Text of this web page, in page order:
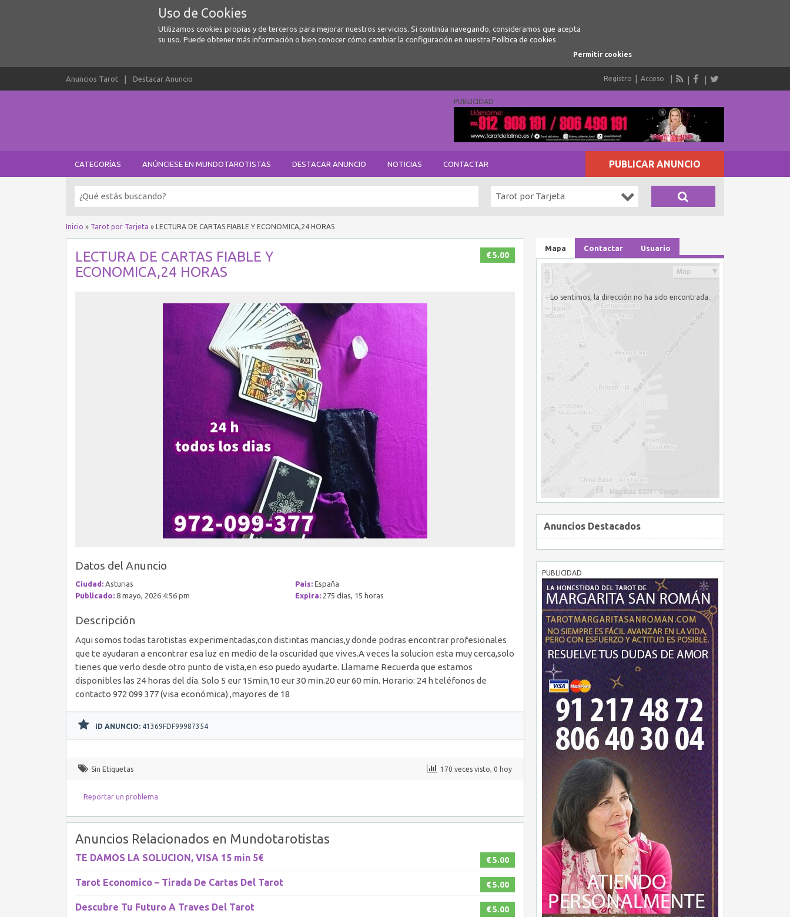
Uso de Cookies
Utilizamos cookies propias y de terceros para mejorar nuestros servicios. Si continúa navegando, consideramos que acepta
su uso. Puede obtener más información o bien conocer cómo cambiar la configuración en nuestra Política de cookies
Permitir cookies
Anuncios Tarot Destacar Anuncio Registro Acceso
PUBLICIDAD
CATEGORÍAS ANÚNCIESE EN MUNDOTAROTISTAS DESTACAR ANUNCIO NOTICIAS CONTACTAR PUBLICAR ANUNCIO
Tarot por Tarjeta
Inicio » Tarot por Tarjeta » LECTURA DE CARTAS FIABLE Y ECONOMICA,24 HORAS
€ 5.00
LECTURA DE CARTAS FIABLE Y
ECONOMICA,24 HORAS
Datos del Anuncio
Ciudad: Asturias País: España
Publicado: 8 mayo, 2026 4:56 pm Expira: 275 días, 15 horas
Descripción
Aqui somos todas tarotistas experimentadas,con distintas mancias,y donde podras encontrar profesionales
que te ayudaran a encontrar esa luz en medio de la oscuridad que vives.A veces la solucion esta muy cerca,solo
tienes que verlo desde otro punto de vista,en eso puedo ayudarte. Llamame Recuerda que estamos
disponibles las 24 horas del día. Solo 5 eur 15min,10 eur 30 min.20 eur 60 min. Horario: 24 h teléfonos de
contacto 972 099 377 (visa económica) ,mayores de 18
ID ANUNCIO: 41369FDF99987354
Sin Etiquetas 170 veces visto, 0 hoy
Reportar un problema
Anuncios Relacionados en Mundotarotistas
€ 5.00
TE DAMOS LA SOLUCION, VISA 15 min 5€
€ 5.00
Tarot Economico – Tirada De Cartas Del Tarot
€ 5.00
Descubre Tu Futuro A Traves Del Tarot
Mapa Contactar Usuario
Lo sentimos, la dirección no ha sido encontrada.
Anuncios Destacados
PUBLICIDAD